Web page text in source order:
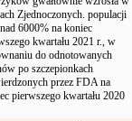
Zjednoczonych. populacji
6000% na koniec
kwartału 2021 r., w
do odnotowanych
po szczepionkach
przez FDA na
pierwszego kwartału 2020